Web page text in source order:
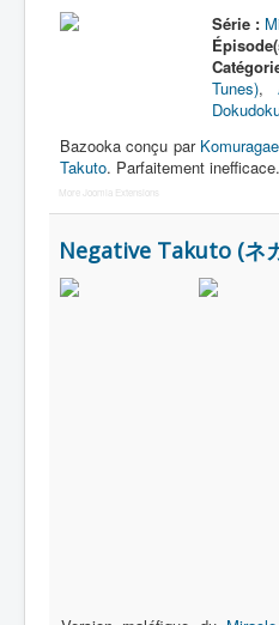
Série :
Tunes),
Bazooka conçu par
Takuto. Parfaitement inefficace.
More Joomla Extensions
Negative Takuto (ネ